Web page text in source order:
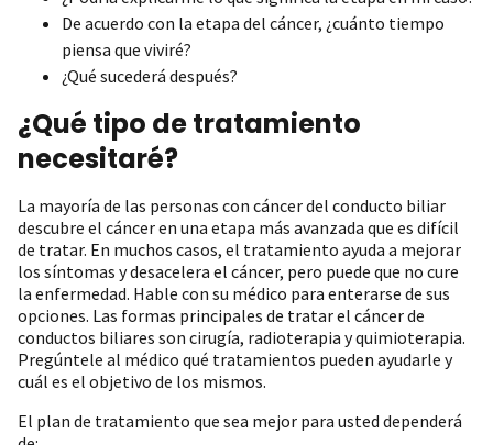
De acuerdo con la etapa del cáncer, ¿cuánto tiempo
piensa que viviré?
¿Qué sucederá después?
¿Qué tipo de tratamiento
necesitaré?
La mayoría de las personas con cáncer del conducto biliar
descubre el cáncer en una etapa más avanzada que es difícil
de tratar. En muchos casos, el tratamiento ayuda a mejorar
los síntomas y desacelera el cáncer, pero puede que no cure
la enfermedad. Hable con su médico para enterarse de sus
opciones. Las formas principales de tratar el cáncer de
conductos biliares son cirugía, radioterapia y quimioterapia.
Pregúntele al médico qué tratamientos pueden ayudarle y
cuál es el objetivo de los mismos.
El plan de tratamiento que sea mejor para usted dependerá